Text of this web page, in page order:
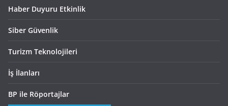
Haber Duyuru Etkinlik
Siber Güvenlik
Turizm Teknolojileri
İş İlanları
BP ile Röportajlar